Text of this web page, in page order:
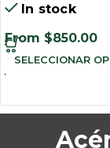
In stock
From $850.00
SELECCIONAR